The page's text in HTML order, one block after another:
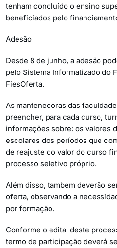
tenham concluído o ensino
beneficiados pelo
Adesão
Desde 8 de junho, a adesão
pelo Sistema Informatizado do
FiesOferta.
As mantenedoras das
preencher, para cada curso,
informações sobre: os valores
escolares dos períodos que
de reajuste do valor do curso
processo seletivo próprio.
Além disso, também deverão
oferta, observando a
por formação.
Conforme o edital deste
termo de participação deverá